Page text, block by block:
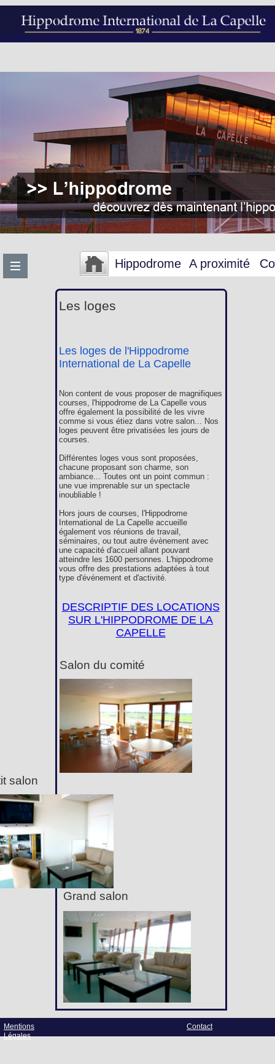
Hippodrome A proximité
Les loges
Les loges de l'Hippodrome
International de La Capelle
Non content de vous proposer de magnifiques
courses, l'hippodrome de La Capelle vous
offre également la possibilité de les vivre
comme si vous étiez dans votre salon... Nos
loges peuvent être privatisées les jours de
courses.
Différentes loges vous sont proposées,
chacune proposant son charme, son
ambiance... Toutes ont un point commun :
une vue imprenable sur un spectacle
inoubliable !
Hors jours de courses, l'Hippodrome
International de La Capelle accueille
également vos réunions de travail,
séminaires, ou tout autre évènement avec
une capacité d'accueil allant pouvant
atteindre les 1600 personnes. L'hippodrome
vous offre des prestations adaptées à tout
type d'événement et d'activité.
DESCRIPTIF DES LOCATIONS
SUR L'HIPPODROME DE LA
CAPELLE
Salon du comité
salon
Grand salon
Mentions
Légales
Contact